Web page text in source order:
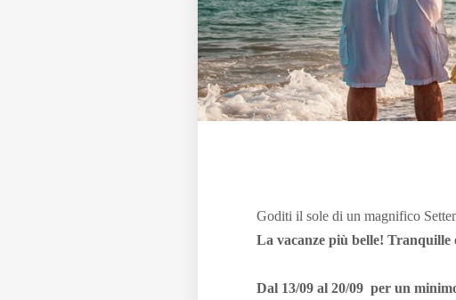
Goditi il sole di un magnifico
La vacanze più belle! Tranquille
Dal 13/09 al 20/09 per un